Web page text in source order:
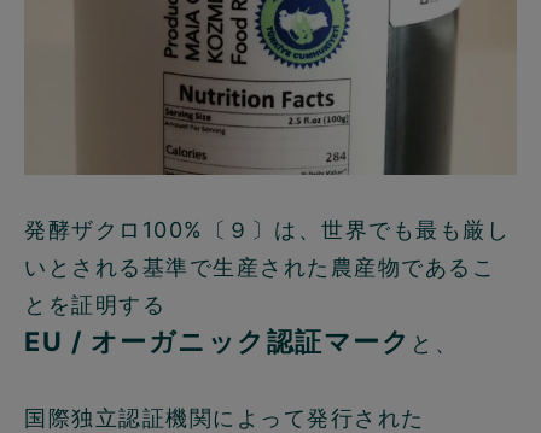
発酵ザクロ100%〔９〕は、世界でも最も厳し
いとされる基準で生産された農産物であるこ
とを証明する
EU / オーガニック認証マーク と、
国際独立認証機関によって発行された